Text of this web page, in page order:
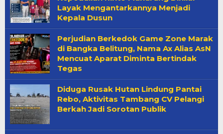
Layak Mengantarkannya Menjadi
Kepala Dusun
Perjudian Berkedok Game Zone Marak
di Bangka Belitung, Nama Ax Alias AsN
Mencuat Aparat Diminta Bertindak
Tegas
Diduga Rusak Hutan Lindung Pantai
Rebo, Aktivitas Tambang CV Pelangi
Berkah Jadi Sorotan Publik